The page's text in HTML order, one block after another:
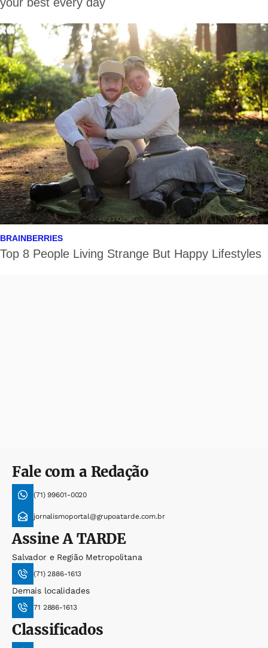
Fale com a Redação
(71) 99601-0020
jornalismoportal@grupoatarde.com.br
AssineA TARDE
Salvador e Região Metropolitana
(71) 2886-1613
Demais localidades
71 2886-1613
Classificados